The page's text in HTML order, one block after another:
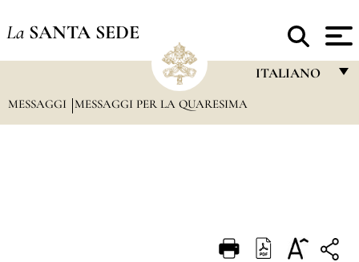
La SANTA SEDE
ITALIANO
MESSAGGI MESSAGGI PER LA QUARESIMA